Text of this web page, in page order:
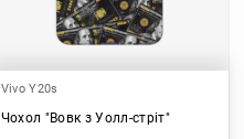
Vivo Y20s
Чохол "Вовк з Уолл-стріт"